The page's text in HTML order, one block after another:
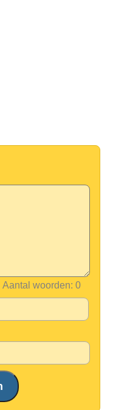
Aantal woorden: